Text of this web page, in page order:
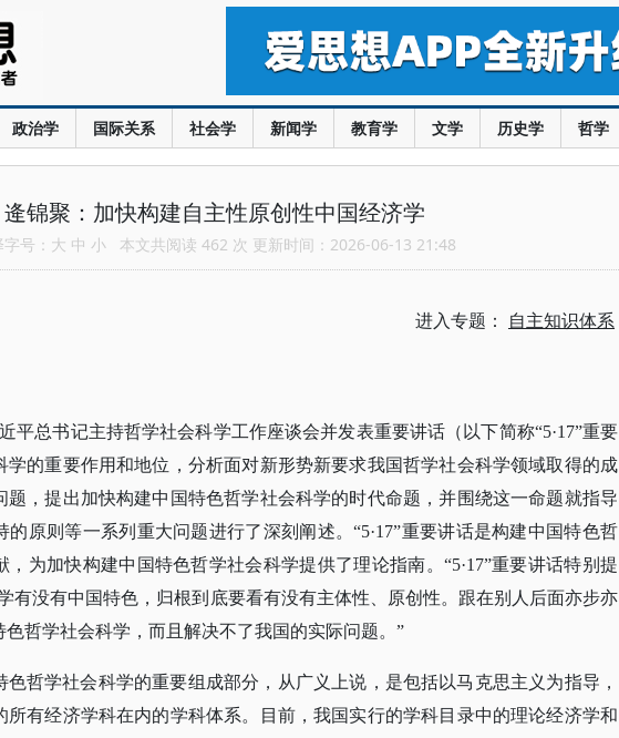
政治学 国际关系 社会学 新闻学 教育学 文学 历史学 哲学
逄锦聚：加快构建自主性原创性中国经济学
号： 大 中 小 本文共阅读 462 次 更新时间：2026-06-13 21:48
进入专题： 自主知识体系
平总书记主持哲学社会科学工作座谈会并发表重要讲话（以下简称“5·17”重要
学的重要作用和地位，分析面对新形势新要求我国哲学社会科学领域取得的成
题，提出加快构建中国特色哲学社会科学的时代命题，并围绕这一命题就指导
的原则等一系列重大问题进行了深刻阐述。“5·17”重要讲话是构建中国特色哲
为加快构建中国特色哲学社会科学提供了理论指南。“5·17”重要讲话特别提
有没有中国特色，归根到底要看有没有主体性、原创性。跟在别人后面亦步亦
哲学社会科学，而且解决不了我国的实际问题。”
色哲学社会科学的重要组成部分，从广义上说，是包括以马克思主义为指导，
所有经济学科在内的学科体系。目前，我国实行的学科目录中的理论经济学和